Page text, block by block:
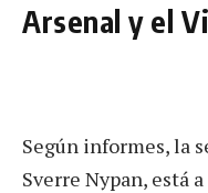
Arsenal y el
Según informes, la
Sverre Nypan, está